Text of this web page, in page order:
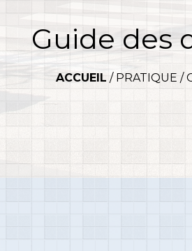
Guide des
ACCUEIL / PRATIQUE /